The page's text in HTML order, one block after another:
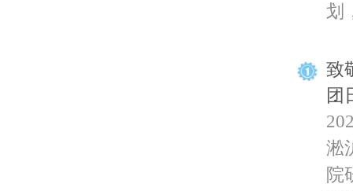
划
致
团
淞
院